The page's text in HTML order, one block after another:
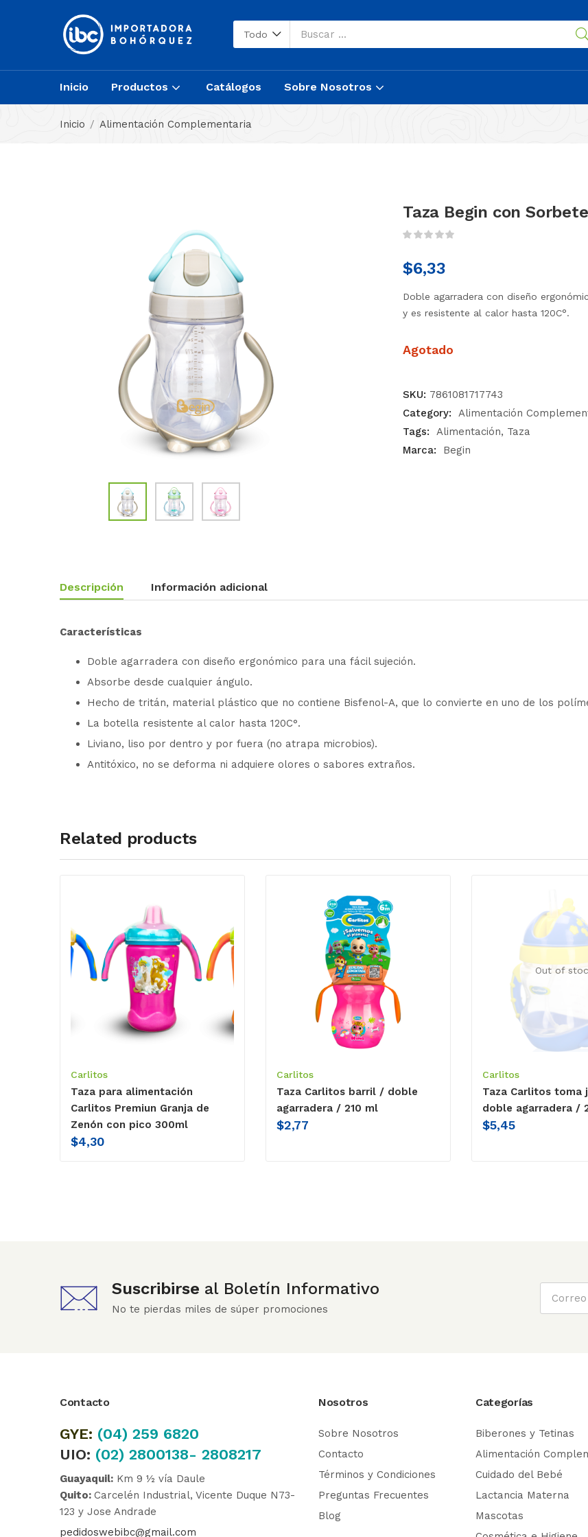
Todo
Inicio Productos Catálogos Sobre Nosotros
Inicio Alimentación Complementaria
Taza Begin con
$6,33
Doble agarradera con diseño
y es resistente al calor hasta 120C°.
Agotado
SKU: 7861081717743
Category:
Alimentación
Tags:
Alimentación
Taza
Marca:
Begin
Descripción Información adicional
Características
Doble agarradera con diseño ergonómico para una fácil sujeción.
Absorbe desde cualquier ángulo.
Hecho de tritán, material plástico que no contiene Bisfenol-A, que lo convierte en uno de los
La botella resistente al calor hasta 120C°.
Liviano, liso por dentro y por fuera (no atrapa microbios).
Antitóxico, no se deforma ni adquiere olores o sabores extraños.
Related products
Carlitos
Taza para alimentación
Carlitos Premiun Granja de
Zenón con pico 300ml
$4,30
Carlitos
Taza Carlitos barril / doble
agarradera / 210 ml
$2,77
Out of
Carlitos
Taza Carlitos toma
doble agarradera /
$5,45
Suscribirse al Boletín Informativo
No te pierdas miles de súper promociones
Contacto
GYE: (04) 259 6820
UIO: (02) 2800138- 2808217
Guayaquil: Km 9 ½ vía Daule
Quito: Carcelén Industrial, Vicente Duque N73-
123 y Jose Andrade
pedidoswebibc@gmail.com
Nosotros
Sobre Nosotros
Contacto
Términos y Condiciones
Preguntas Frecuentes
Blog
Categorías
Biberones y Tetinas
Alimentación
Cuidado del Bebé
Lactancia Materna
Mascotas